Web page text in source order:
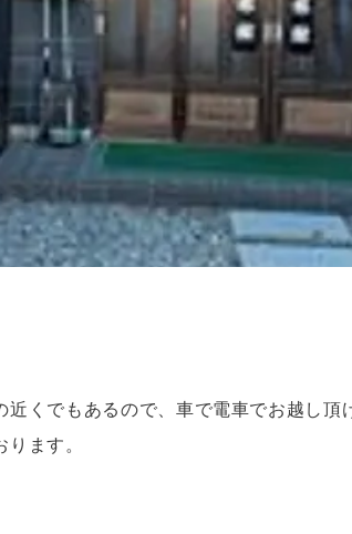
くでもあるので、車で電車でお越し
ます。